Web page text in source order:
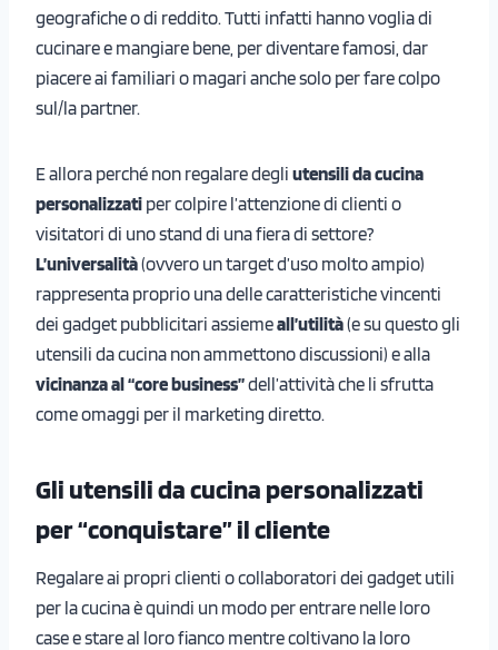
geografiche o di reddito. Tutti infatti hanno voglia di
cucinare e mangiare bene, per diventare famosi, dar
piacere ai familiari o magari anche solo per fare colpo
sul/la partner.
E allora perché non regalare degli utensili da cucina
personalizzati per colpire l’attenzione di clienti o
visitatori di uno stand di una fiera di settore?
L’universalità(ovvero un target d’uso molto ampio)
rappresenta proprio una delle caratteristiche vincenti
dei gadget pubblicitari assiemeall’utilità(e su questo gli
utensili da cucina non ammettono discussioni) e alla
vicinanza al “core business”dell’attività che li sfrutta
come omaggi per il marketing diretto.
Gli utensili da cucina personalizzati
per “conquistare” il cliente
Regalare ai propri clienti o collaboratori dei gadget utili
per la cucina è quindi un modo per entrare nelle loro
case e stare al loro fianco mentre coltivano la loro